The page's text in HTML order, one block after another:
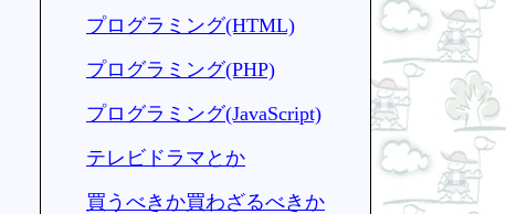
プログラミング(HTML)
プログラミング(PHP)
プログラミング(JavaScript)
テレビドラマとか
買うべきか買わざるべきか